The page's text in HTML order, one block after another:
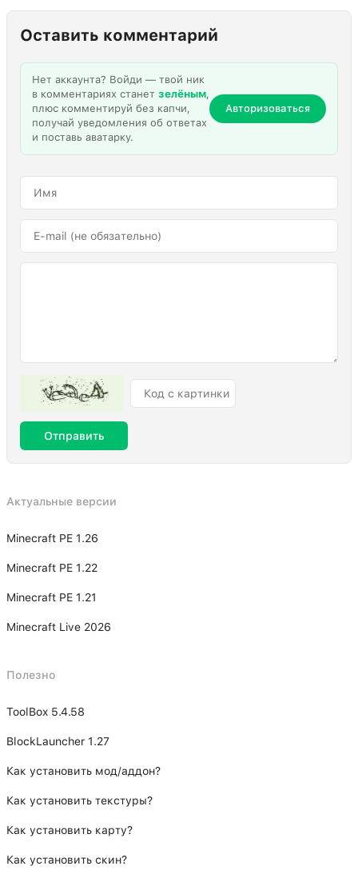
Оставить комментарий
Нет аккаунта? Войди — твой ник
в комментариях станет зелёным,
плюс комментируй без капчи,
получай уведомления об ответах
и поставь аватарку.
Авторизоваться
Отправить
Актуальные версии
Minecraft PE 1.26
Minecraft PE 1.22
Minecraft PE 1.21
Minecraft Live 2026
Полезно
ToolBox 5.4.58
BlockLauncher 1.27
Как установить мод/аддон?
Как установить текстуры?
Как установить карту?
Как установить скин?